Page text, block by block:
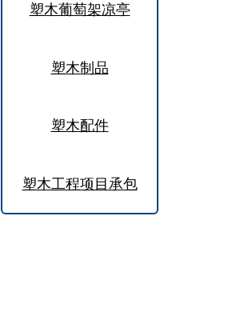
塑木葡萄架凉亭
塑木制品
塑木配件
塑木工程项目承包